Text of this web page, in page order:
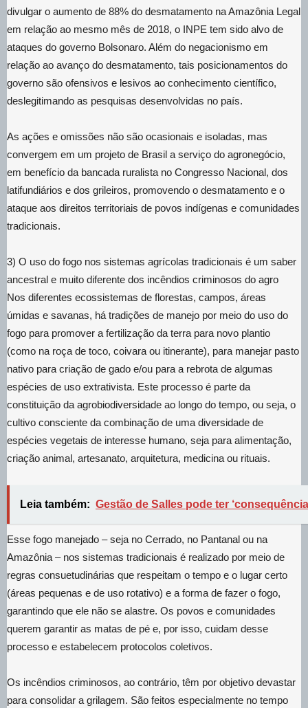
divulgar o aumento de 88% do desmatamento na Amazônia Legal
em relação ao mesmo mês de 2018, o INPE tem sido alvo de
ataques do governo Bolsonaro. Além do negacionismo em
relação ao avanço do desmatamento, tais posicionamentos do
governo são ofensivos e lesivos ao conhecimento científico,
deslegitimando as pesquisas desenvolvidas no país.
As ações e omissões não são ocasionais e isoladas, mas
convergem em um projeto de Brasil a serviço do agronegócio,
em benefício da bancada ruralista no Congresso Nacional, dos
latifundiários e dos grileiros, promovendo o desmatamento e o
ataque aos direitos territoriais de povos indígenas e comunidades
tradicionais.
3) O uso do fogo nos sistemas agrícolas tradicionais é um saber
ancestral e muito diferente dos incêndios criminosos do agro
Nos diferentes ecossistemas de florestas, campos, áreas
úmidas e savanas, há tradições de manejo por meio do uso do
fogo para promover a fertilização da terra para novo plantio
(como na roça de toco, coivara ou itinerante), para manejar pasto
nativo para criação de gado e/ou para a rebrota de algumas
espécies de uso extrativista. Este processo é parte da
constituição da agrobiodiversidade ao longo do tempo, ou seja, o
cultivo consciente da combinação de uma diversidade de
espécies vegetais de interesse humano, seja para alimentação,
criação animal, artesanato, arquitetura, medicina ou rituais.
Leia também: Gestão de Salles pode ter
Esse fogo manejado – seja no Cerrado, no Pantanal ou na
Amazônia – nos sistemas tradicionais é realizado por meio de
regras consuetudinárias que respeitam o tempo e o lugar certo
(áreas pequenas e de uso rotativo) e a forma de fazer o fogo,
garantindo que ele não se alastre. Os povos e comunidades
querem garantir as matas de pé e, por isso, cuidam desse
processo e estabelecem protocolos coletivos.
Os incêndios criminosos, ao contrário, têm por objetivo devastar
para consolidar a grilagem. São feitos especialmente no tempo